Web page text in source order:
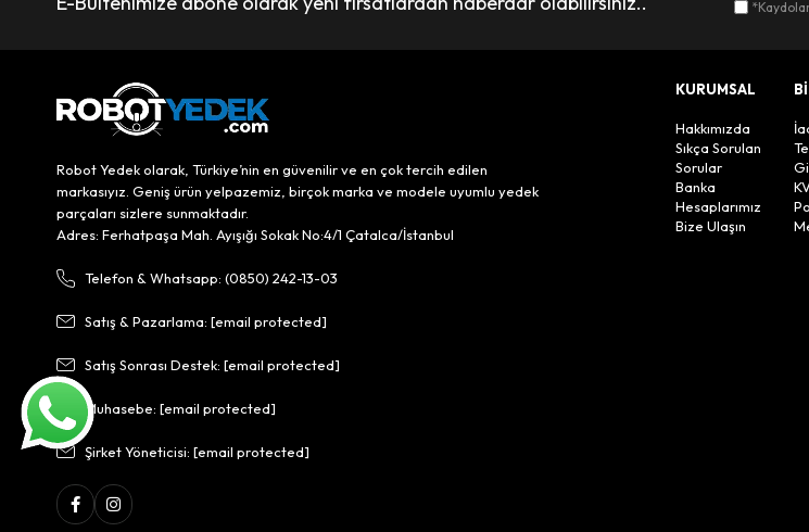
Robot Yedek olarak, Türkiye’nin en güvenilir ve en çok tercih edilen
markasıyız. Geniş ürün yelpazemiz, birçok marka ve modele uyumlu yedek
parçaları sizlere sunmaktadır.
Adres: Ferhatpaşa Mah. Ayışığı Sokak No:4/1 Çatalca/İstanbul
Telefon & Whatsapp: (0850) 242-13-03
Satış & Pazarlama: [email protected]
Satış Sonrası Destek: [email protected]
Muhasebe: [email protected]
Şirket Yöneticisi: [email protected]
KURUMSAL
Hakkımızda
Sıkça Sorulan
Sorular
Banka
Hesaplarımız
Bize Ulaşın